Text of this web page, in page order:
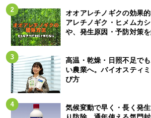
オオアレチノギクの効果的
アレチノギク・ヒメムカ
や、発生原因・予防対策
高温・乾燥・日照不足で
い農業へ。バイオスティ
び方
気候変動で早く・長く発